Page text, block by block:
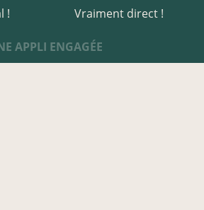
!
Vraiment direct !
APPLI ENGAGÉE